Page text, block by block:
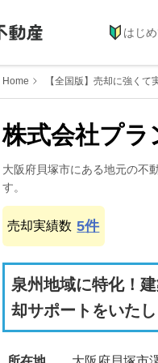
はじ
Home 【全国版】売却に強く
株式会社プ
大阪府貝塚市にある地元の不
す。
売却実績数 5件
泉州地域に特化！
却サポートをいた